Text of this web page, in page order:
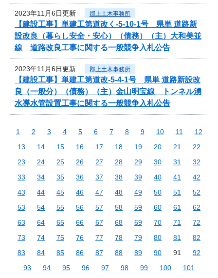
2023年11月6日更新 郡上土木事務所
【建設工事】単建工第道改く-5-10-1号 県単 道路新
設改良（暮らし安全・安心）（債務）（主）大和美並
線 道路改良工事に関する一般競争入札公告
2023年11月6日更新 郡上土木事務所
【建設工事】単建工第道改-5-4-1号 県単 道路新設改
良（一般分）（債務）（主）金山明宝線 トンネル湧
水導水管設置工事に関する一般競争入札公告
1 2 3 4 5 6 7 8 9 10 11
12
13
14 15 16 17 18 19 20 21
22
23
24 25 26 27 28 29 30 31
32
33
34 35 36 37 38 39 40 41
42
43
44 45 46 47 48 49 50 51
52
53
54 55 56 57 58 59 60 61
62
63
64 65 66 67 68 69 70 71
72
73
74 75 76 77 78 79 80 81
82
83
84 85 86 87 88 89 90 91
92
93
94 95 96 97 98 99 100
101